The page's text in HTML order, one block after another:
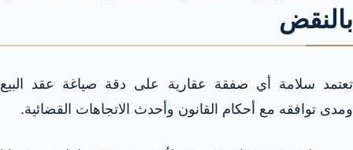
بالنقض
تعتمد سلامة أي صفقة عقارية على دقة صياغة عقد البيع
ومدى توافقه مع أحكام القانون وأحدث الاتجاهات القضائية.